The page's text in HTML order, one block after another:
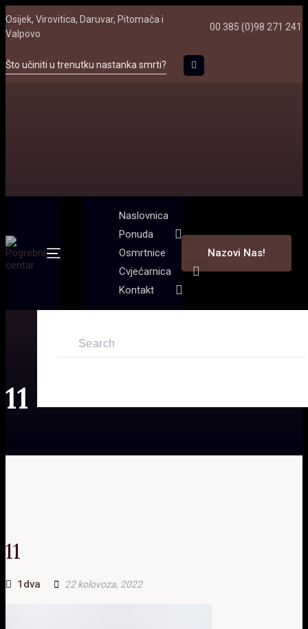
Skip
links
Skip
to
navigation
Osijek, Virovitica, Daruvar, Pitomača i
Valpovo
00 385 (0)98 271 241
Što učiniti u trenutku nastanka smrti?
Toggle
Naslovnica
Ponuda
Osmrtnice
Cvjećarnica
Kontakt
Nazovi Nas!
11
11
Author
1dva 22 kolovoza, 2022